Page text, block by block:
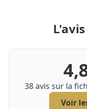
38avis sur la
Voir